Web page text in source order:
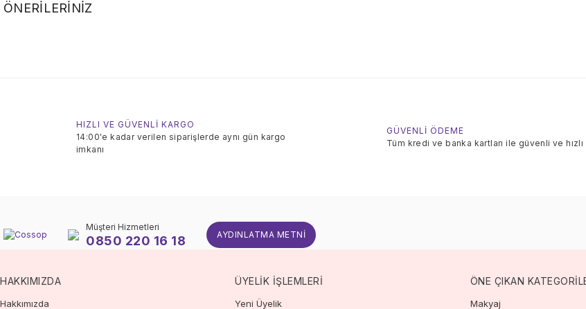
ÖNERILERINIZ
HIZLI VE GÜVENLİ KARGO
14:00'e kadar verilen siparişlerde aynı gün kargo
imkanı
GÜVENLİ ÖDEME
Tüm kredi ve banka kartları ile güvenli ve
Müşteri Hizmetleri
0850 220 16 18 AYDINLATMA METNI
HAKKIMIZDA
Hakkımızda
ÜYELİK İŞLEMLERİ
Yeni Üyelik
ÖNE ÇIKAN
Makyaj